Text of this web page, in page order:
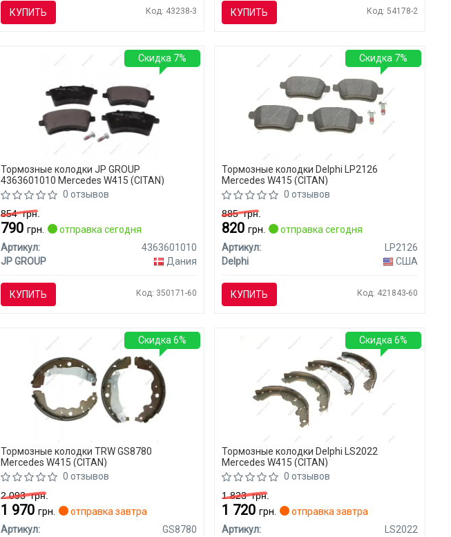
КУПИТЬ Код: 43238-3 КУПИТЬ Код: 54178-2
Тормозные колодки JP GROUP
4363601010 Mercedes W415 (CITAN)
0 отзывов
854грн.
790грн.
отправка сегодня
Артикул:
4363601010
JP GROUP
Дания
КУПИТЬ Код: 350171-60
Скидка 7%
Тормозные колодки Delphi LP2126
Mercedes W415 (CITAN)
0 отзывов
885грн.
820грн.
отправка сегодня
Артикул:
LP2126
Delphi
США
КУПИТЬ Код: 421843-60
Скидка 7%
Тормозные колодки TRW GS8780
Mercedes W415 (CITAN)
0 отзывов
2 093грн.
1 970грн.
отправка завтра
Артикул:
GS8780
Скидка 6%
Тормозные колодки Delphi LS2022
Mercedes W415 (CITAN)
0 отзывов
1 823грн.
1 720грн.
отправка завтра
Артикул:
LS2022
Скидка 6%